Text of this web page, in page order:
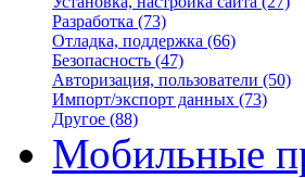
Разработка (73)
Отладка, поддержка (66)
Безопасность (47)
Авторизация, пользователи (50)
Импорт/экспорт данных (73)
Другое (88)
Мобильные